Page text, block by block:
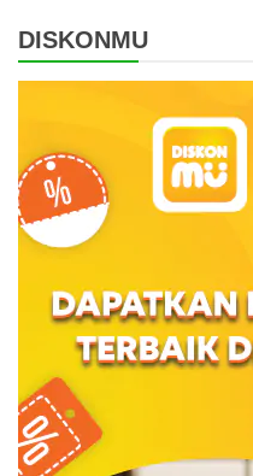
DISKONMU